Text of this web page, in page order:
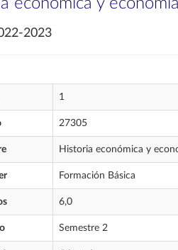
económica y
2023
1
27305
Historia económica y
Formación Básica
6,0
Semestre 2